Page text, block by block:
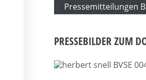
Pressemitteilungen
PRESSEBILDER ZUM